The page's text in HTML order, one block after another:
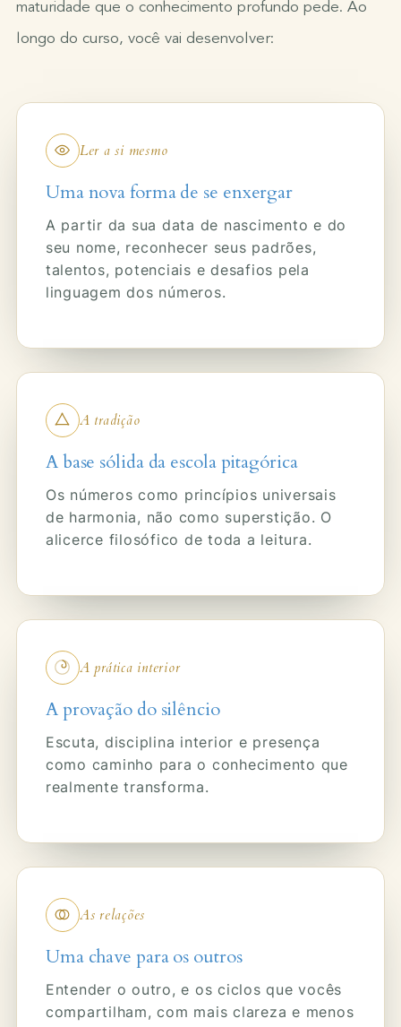
maturidade que o conhecimento profundo pede. Ao
longo do curso, você vai desenvolver:
Ler a si mesmo
Uma nova forma de se enxergar
A partir da sua data de nascimento e do
seu nome, reconhecer seus padrões,
talentos, potenciais e desafios pela
linguagem dos números.
A tradição
A base sólida da escola pitagórica
Os números como princípios universais
de harmonia, não como superstição. O
alicerce filosófico de toda a leitura.
A prática interior
A provação do silêncio
Escuta, disciplina interior e presença
como caminho para o conhecimento que
realmente transforma.
As relações
Uma chave para os outros
Entender o outro, e os ciclos que vocês
compartilham, com mais clareza e menos